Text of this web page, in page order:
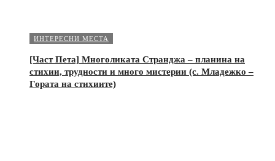
ИНТЕРЕСНИ МЕСТА
[Част Пета] Многоликата Странджа – планина на
стихии, трудности и много мистерии (с. Младежко –
Гората на стихиите)